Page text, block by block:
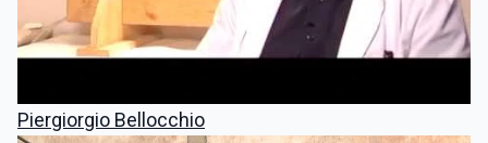
Piergiorgio Bellocchio